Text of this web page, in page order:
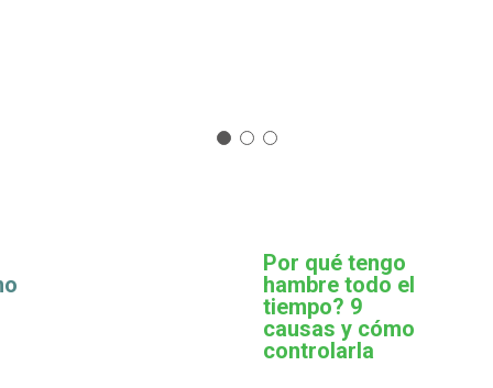
Por qué tengo
hambre todo el
tiempo? 9
causas y cómo
controlarla